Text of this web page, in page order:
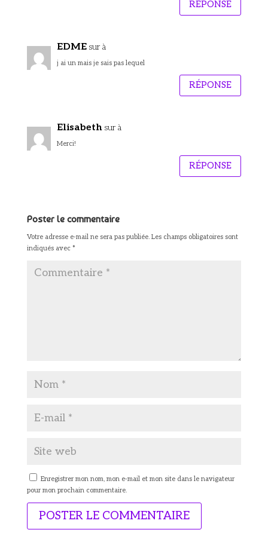
RÉPONSE
EDME sur à
j ai un mais je sais pas lequel
RÉPONSE
Elisabeth sur à
Merci!
RÉPONSE
Poster le commentaire
Votre adresse e-mail ne sera pas publiée. Les champs obligatoires sont
indiqués avec *
Enregistrer mon nom, mon e-mail et mon site dans le navigateur
pour mon prochain commentaire.